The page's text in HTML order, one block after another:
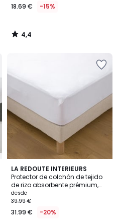
18.69 € -15%
4,4
/
LA REDOUTE INTERIEURS
Protector de colchón de tejido
de rizo absorbente prémium,
altura máxima 25 cm
desde
39.99 €
31.99 € -20%
4,3
/ 5